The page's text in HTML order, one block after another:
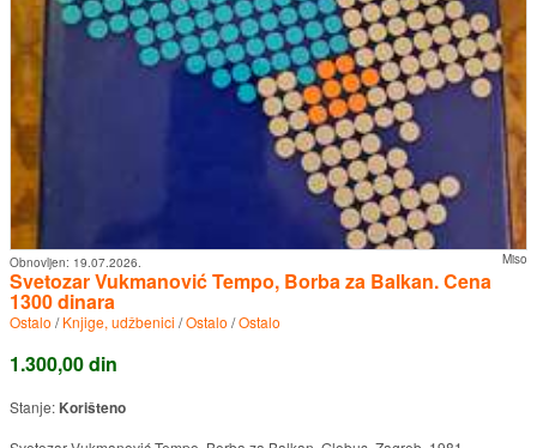
Miso
Obnovljen: 19.07.2026.
Svetozar Vukmanović Tempo, Borba za Balkan. Cena
1300 dinara
Ostalo /Knjige, udžbenici /Ostalo /Ostalo
1.300,00 din
Stanje: Korišteno